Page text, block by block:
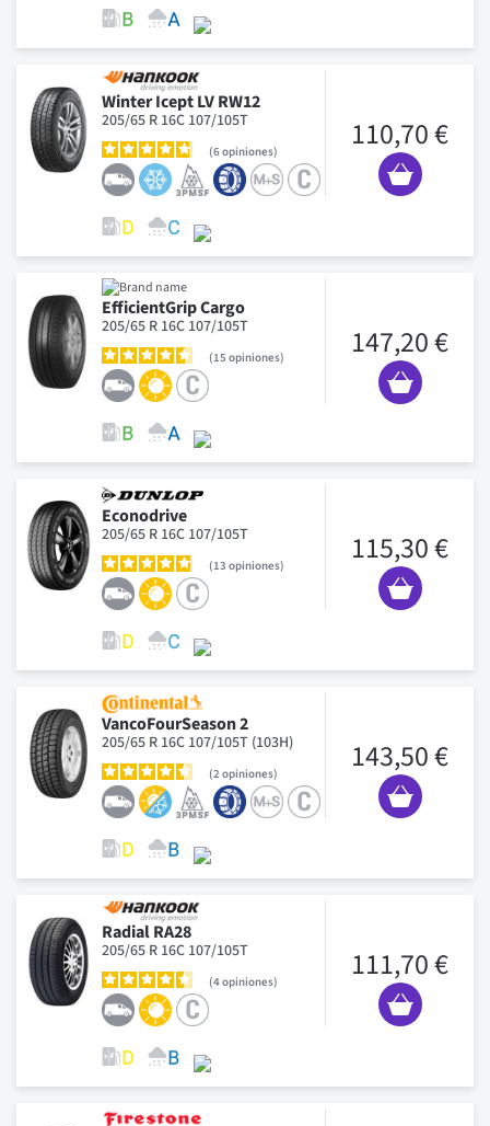
Winter Icept LV RW12
205/65 R 16C 107/105T
6opiniones 110,70 €
EfficientGrip Cargo
205/65 R 16C 107/105T
15 opiniones 147,20 €
Econodrive
205/65 R 16C 107/105T
13 opiniones 115,30 €
VancoFourSeason 2
205/65 R 16C 107/105T (103H)
2 opiniones 143,50 €
Radial RA28
205/65 R 16C 107/105T
4opiniones 111,70 €